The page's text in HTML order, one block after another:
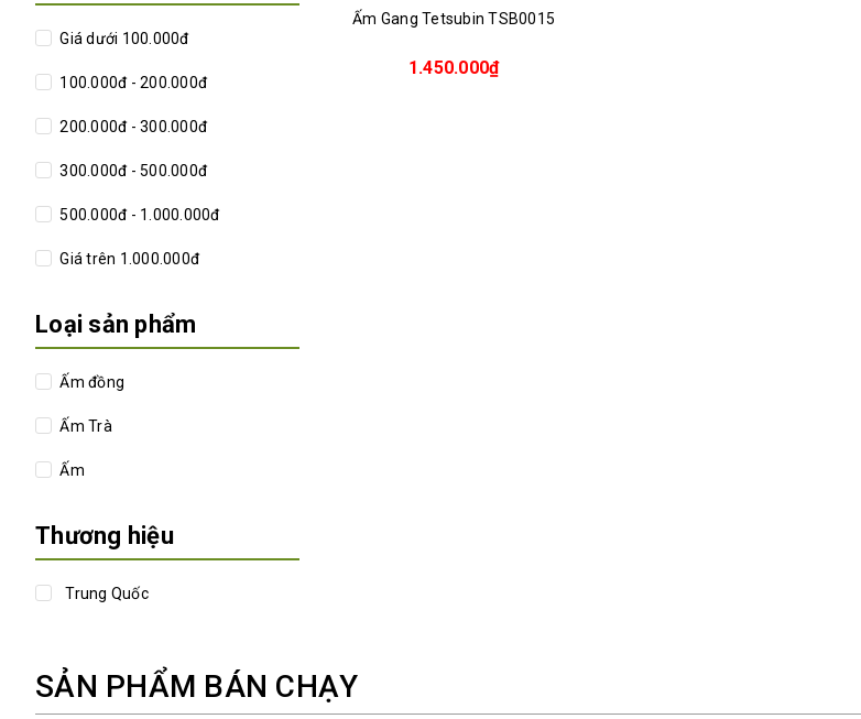
Ấm Gang Tetsubin TSB0015
1.450.000₫
Giá dưới 100.000đ
100.000đ - 200.000đ
200.000đ - 300.000đ
300.000đ - 500.000đ
500.000đ - 1.000.000đ
Giá trên 1.000.000đ
Loại sản phẩm
Ấm đồng
Ấm Trà
Ấm
Thương hiệu
Trung Quốc
SẢN PHẨM BÁN CHẠY